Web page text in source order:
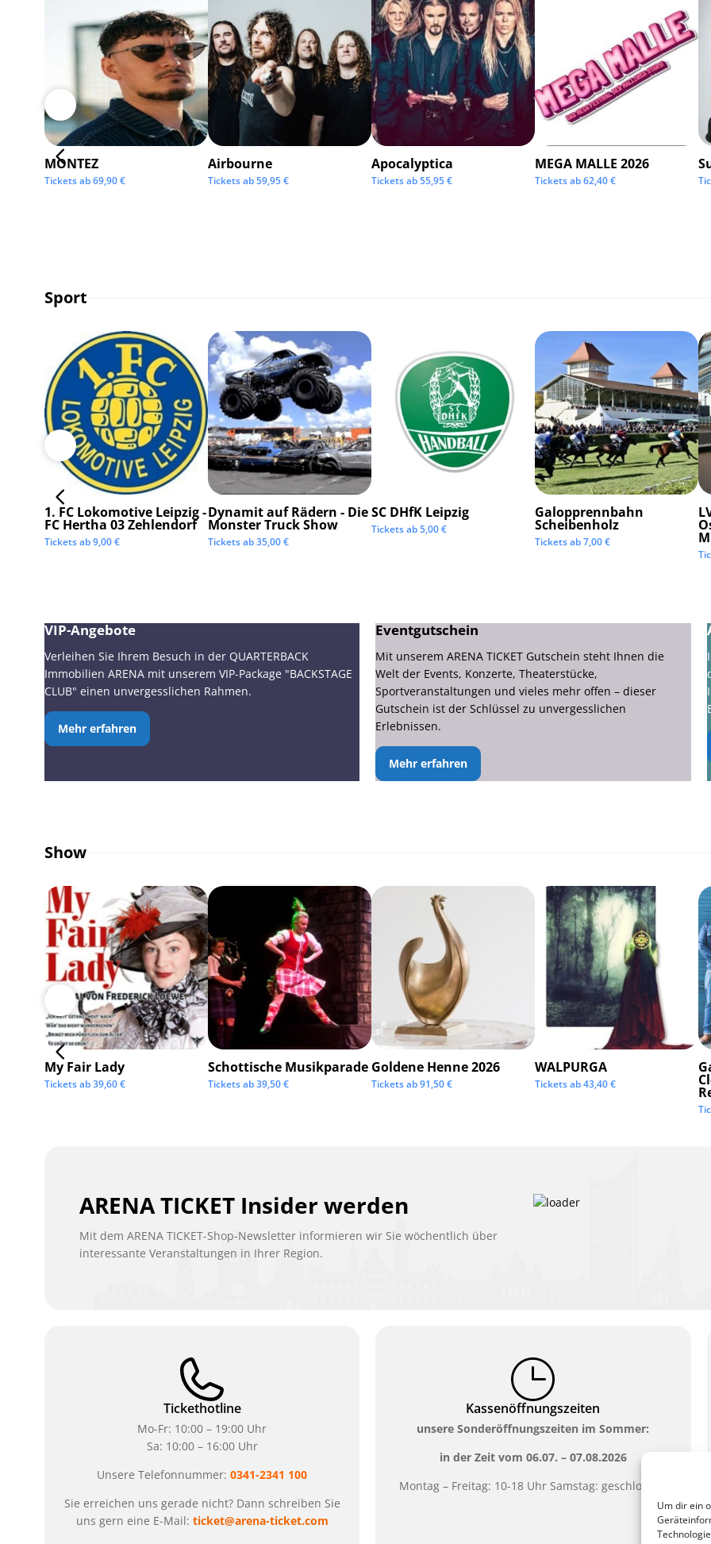
Um dir ein
MONTEZ
Tickets ab69,90€
Airbourne
Tickets ab59,95€
Apocalyptica
Tickets ab55,95€
MEGA MALLE 2026
Tickets ab62,40€
Sport
1. FC Lokomotive Leipzig -
FC Hertha 03 Zehlendorf
Tickets ab9,00€
Dynamit auf Rädern - Die
Monster Truck Show
Tickets ab35,00€
SC DHfK Leipzig
Tickets ab5,00€
Galopprennbahn
Scheibenholz
Tickets ab7,00€
VIP-Angebote
Verleihen Sie Ihrem Besuch in der QUARTERBACK
Immobilien ARENA mit unserem VIP-Package "BACKSTAGE
CLUB" einen unvergesslichen Rahmen.
Mehr erfahren
Eventgutschein
Mit unserem ARENA TICKET Gutschein steht Ihnen die
Welt der Events, Konzerte, Theaterstücke,
Sportveranstaltungen und vieles mehr offen – dieser
Gutschein ist der Schlüssel zu unvergesslichen
Erlebnissen.
Mehr erfahren
Show
My Fair Lady
Tickets ab39,60€
Schottische Musikparade
Tickets ab39,50€
Goldene Henne 2026
Tickets ab91,50€
WALPURGA
Tickets ab43,40€
ARENA TICKET Insider werden
Mit dem ARENA TICKET-Shop-Newsletter informieren wir Sie wöchentlich über
interessante Veranstaltungen in Ihrer Region.
Tickethotline
Mo-Fr: 10:00 – 19:00 Uhr
Sa: 10:00 – 16:00 Uhr
Unsere Telefonnummer:0341-2341 100
Sie erreichen uns gerade nicht? Dann schreiben Sie
uns gern eine E-Mail: ticket@arena-ticket.com
Kassenöffnungszeiten
unsere Sonderöffnungszeiten im Sommer:
in der Zeit vom 06.07. – 07.08.2026
Montag – Freitag: 10-18 Uhr Samstag: geschlossen